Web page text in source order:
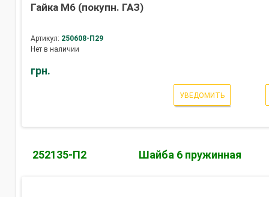
Гайка М6 (покупн. ГАЗ)
Артикул: 250608-П29
Нет в наличии
грн.
УВЕДОМИТЬ
252135-П2 Шайба 6 пружинная